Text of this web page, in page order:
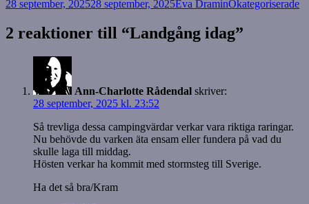
Postat
28 september, 202528 september, 2025Författare
Eva DraminKategorier
Okategoriserade
2 reaktioner till “Landgång idag”
Ann-Charlotte Rådendal skriver:
28 september, 2025 kl. 23:52
Så trevliga dessa campingvärdar verkar vara riktiga raringar.
Nu behövde du varken äta ensam eller fundera på vad du
skulle laga till middag.
Hösten verkar ha kommit med stormsteg till Sverige.
Ha det så bra/Kram